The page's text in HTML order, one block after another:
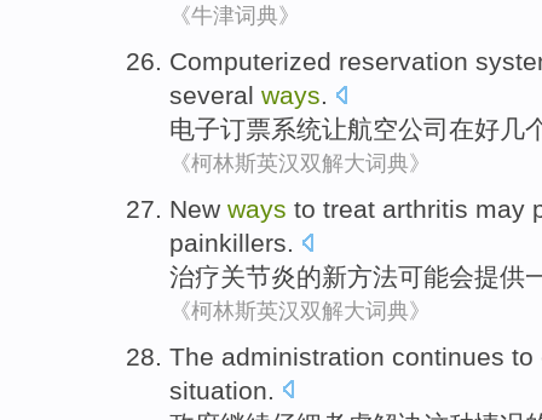
《牛津词典》
Computerized reservation
several ways.
电子订票系统让航空公司 在好几
《柯林斯英汉双解大词典》
New ways to treat arthritis may
painkillers.
治疗关节炎的新方法可能会提供
《柯林斯英汉双解大词典》
The administration continues to
situation